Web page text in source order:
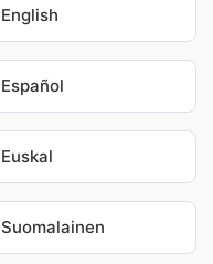
English
Español
Euskal
Suomalainen